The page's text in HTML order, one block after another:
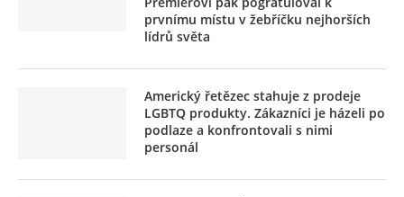
prvnímu místu v žebříčku nejhorších
lídrů světa
Americký řetězec stahuje z prodeje
LGBTQ produkty. Zákazníci je házeli po
podlaze a konfrontovali s nimi
personál